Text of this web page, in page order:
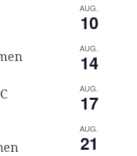
AUG.
10
AUG.
14
AUG.
17
AUG.
21